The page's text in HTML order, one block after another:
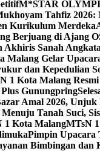
M*STAR
Tahfiz 2026:
Kurikulum Merdeka
Berjuang di Ajang
Akhiris Sanah
Malang Gelar
dan Kepedulian
1 Kota Malang Resmi
Gunungpring
Amal 2026, Unjuk
Tanah Suci,
1 Kota MalangMTsN
Pimpin Upacara
Bimbingan dan